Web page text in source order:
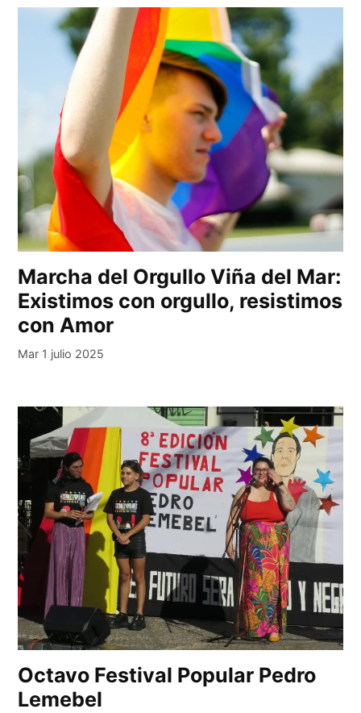
Marcha del Orgullo Viña del Mar:
Existimos con orgullo, resistimos
con Amor
Mar 1 julio 2025
Octavo Festival Popular Pedro
Lemebel